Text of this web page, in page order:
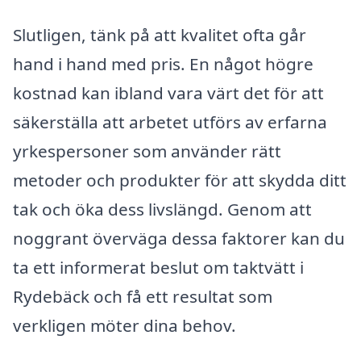
Slutligen, tänk på att kvalitet ofta går
hand i hand med pris. En något högre
kostnad kan ibland vara värt det för att
säkerställa att arbetet utförs av erfarna
yrkespersoner som använder rätt
metoder och produkter för att skydda ditt
tak och öka dess livslängd. Genom att
noggrant överväga dessa faktorer kan du
ta ett informerat beslut om taktvätt i
Rydebäck och få ett resultat som
verkligen möter dina behov.